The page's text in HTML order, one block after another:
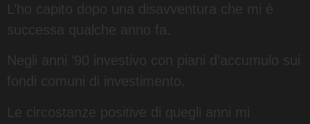
L’ho capito dopo una disavventura che mi è
successa qualche anno fa.
Negli anni ’90 investivo con piani d’accumulo sui
fondi comuni di investimento.
Le circostanze positive di quegli anni mi